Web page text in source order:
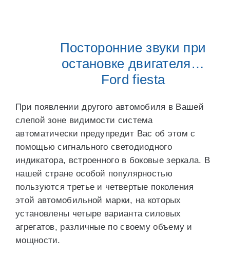
Посторонние звуки при
остановке двигателя…
Ford fiesta
При появлении другого автомобиля в Вашей
слепой зоне видимости система
автоматически предупредит Вас об этом с
помощью сигнального светодиодного
индикатора, встроенного в боковые зеркала. В
нашей стране особой популярностью
пользуются третье и четвертые поколения
этой автомобильной марки, на которых
установлены четыре варианта силовых
агрегатов, различные по своему объему и
мощности.